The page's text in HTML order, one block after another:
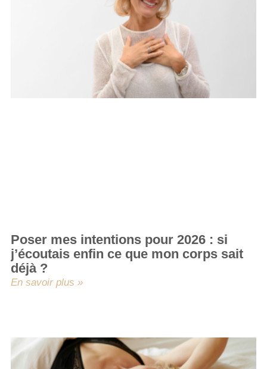
Poser mes intentions pour 2026 : si
j’écoutais enfin ce que mon corps sait
déjà ?
En savoir plus »